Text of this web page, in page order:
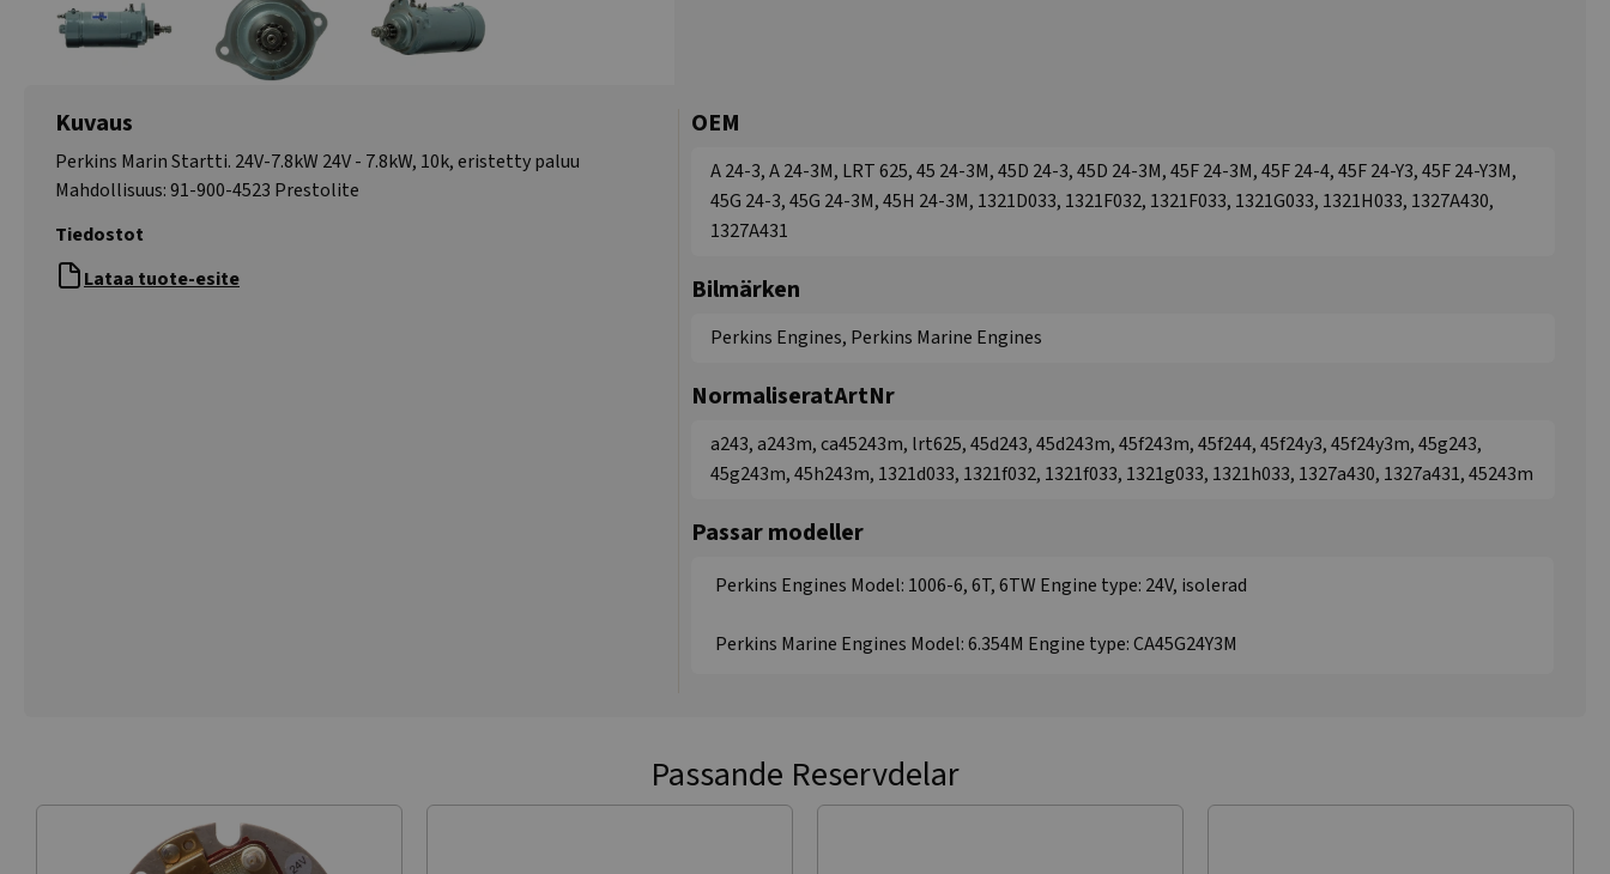
Kuvaus
Perkins Marin Startti. 24V-7.8kW 24V - 7.8kW, 10k, eristetty paluu
Mahdollisuus: 91-900-4523 Prestolite
Tiedostot
Lataa tuote-esite
OEM
A 24-3, A 24-3M, LRT 625, 45 24-3M, 45D 24-3, 45D 24-3M, 45F 24-3M, 45F 24-4, 45F 24-Y3, 45F 24-Y3M,
45G 24-3, 45G 24-3M, 45H 24-3M, 1321D033, 1321F032, 1321F033, 1321G033, 1321H033, 1327A430,
1327A431
Bilmärken
Perkins Engines, Perkins Marine Engines
NormaliseratArtNr
a243, a243m, ca45243m, lrt625, 45d243, 45d243m, 45f243m, 45f244, 45f24y3, 45f24y3m, 45g243,
45g243m, 45h243m, 1321d033, 1321f032, 1321f033, 1321g033, 1321h033, 1327a430, 1327a431, 45243m
Passar modeller
Perkins Engines Model: 1006-6, 6T, 6TW Engine type: 24V, isolerad
Perkins Marine Engines Model: 6.354M Engine type: CA45G24Y3M
Passande Reservdelar